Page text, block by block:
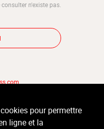
n'existe pas.
pour permettre
ligne et la